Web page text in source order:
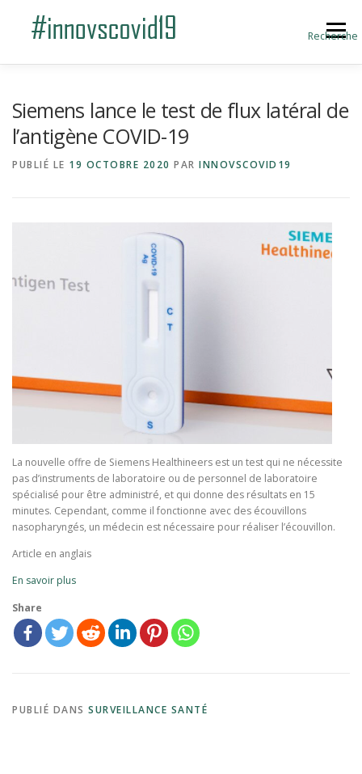
Recherche
Menu
Siemens lance le test de flux latéral de
l’antigène COVID-19
PUBLIÉ LE 19 OCTOBRE 2020 PAR INNOVSCOVID19
La nouvelle offre de Siemens Healthineers est un test qui ne nécessite
pas d’instruments de laboratoire ou de personnel de laboratoire
spécialisé pour être administré, et qui donne des résultats en 15
minutes. Cependant, comme il fonctionne avec des écouvillons
nasopharyngés, un médecin est nécessaire pour réaliser l’écouvillon.
Article en anglais
En savoir plus
Share
PUBLIÉ DANS SURVEILLANCE SANTÉ